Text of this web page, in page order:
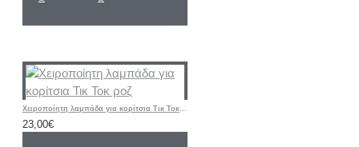
Χειροποίητη λαμπάδα για κορίτσια Τικ Τοκ ροζ
23,00€